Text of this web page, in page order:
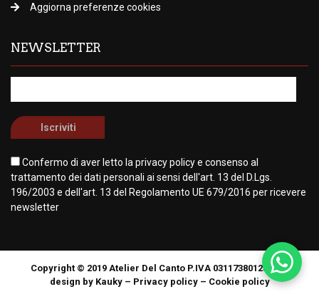
Aggiorna preferenze cookies
NEWSLETTER
Confermo di aver letto la privacy policye consenso al
trattamento dei dati personali ai sensi dell'art. 13 del D.Lgs.
196/2003 e dell'art. 13 del Regolamento UE 679/2016 per ricevere
newsletter
Copyright © 2019 Atelier Del Canto P.IVA 03117380125 Web
design by Kauky – Privacy policy– Cookie policy